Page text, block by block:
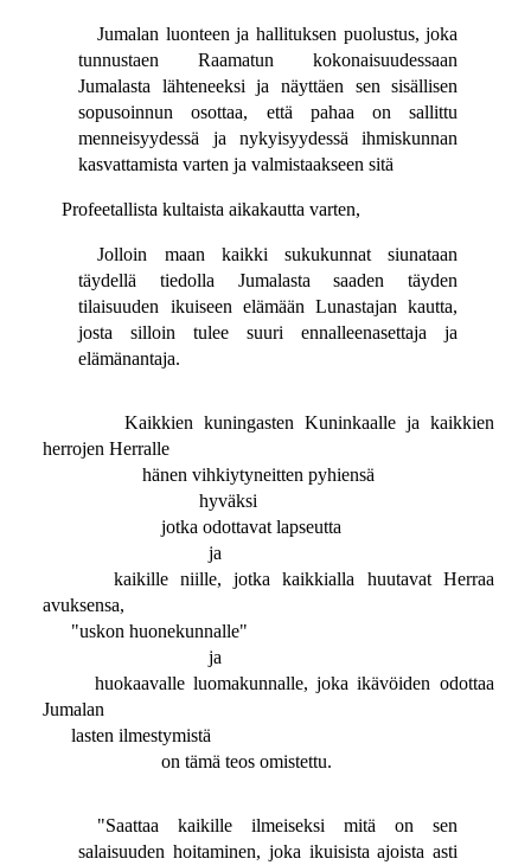
Jumalan luonteen ja hallituksen puolustus, joka
tunnustaen Raamatun kokonaisuudessaan
Jumalasta lähteneeksi ja näyttäen sen sisällisen
sopusoinnun osottaa, että pahaa on sallittu
menneisyydessä ja nykyisyydessä ihmiskunnan
kasvattamista varten ja valmistaakseen sitä
Profeetallista kultaista aikakautta varten,
Jolloin maan kaikki sukukunnat siunataan
täydellä tiedolla Jumalasta saaden täyden
tilaisuuden ikuiseen elämään Lunastajan kautta,
josta silloin tulee suuri ennalleenasettaja ja
elämänantaja.
Kaikkien kuningasten Kuninkaalle ja kaikkien
herrojen Herralle
hänen vihkiytyneitten pyhiensä
hyväksi
jotka odottavat lapseutta
ja
kaikille niille, jotka kaikkialla huutavat Herraa
avuksensa,
"uskon huonekunnalle"
ja
huokaavalle luomakunnalle, joka ikävöiden odottaa
Jumalan
lasten ilmestymistä
on tämä teos omistettu.
"Saattaa kaikille ilmeiseksi mitä on sen
salaisuuden hoitaminen, joka ikuisista ajoista asti